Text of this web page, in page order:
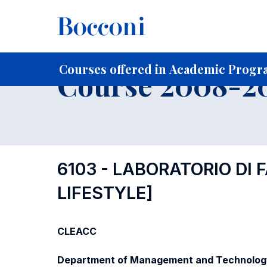
Courses offered in Academic
Home For current Students
Course 2008-
6103 - LABORATORIO DI
LIFESTYLE]
CLEACC
Department of Management and